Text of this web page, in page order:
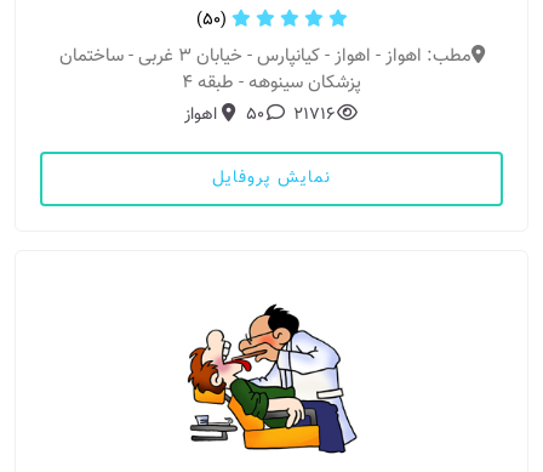
(50)
مطب: اهواز - اهواز - کیانپارس - خیابان 3 غربی - ساختمان
پزشکان سینوهه - طبقه 4
21716
50 اهواز
نمایش پروفایل